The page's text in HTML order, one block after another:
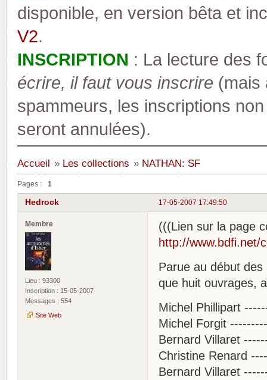
disponible, en version bêta et
V2.
INSCRIPTION : La lecture des
écrire, il faut vous inscrire (mais
spammeurs, les inscriptions
seront annulées).
Accueil » Les collections » NATHAN: SF
Pages : 1
17-05-2007 17:49:50
Hedrock
Membre
Lieu : 93300
Inscription : 15-05-2007
Messages : 554
Site Web
(((Lien sur la page
http://www.bdfi.net/
Parue au début
que huit ouvrages,
Michel Phillipart
Michel Forgit
Bernard Villaret
Christine Renard
Bernard Villaret